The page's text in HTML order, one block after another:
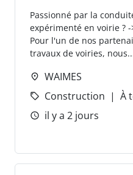
Passionné par la
expérimenté en voirie ?
Pour l'un de nos
travaux de voiries,
WAIMES
Construction
À
il y a 2 jours